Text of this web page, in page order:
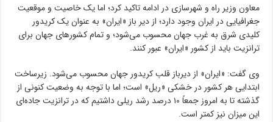
معاون وزیر راه و شهرسازی در ادامه تاکید کرد؛ اما یک خاصیت و موقعیت
جغرافیایی در ایران وجود دارد؛ از دیر باز «ایران» به عنوان یک کریدور
کلیدی شرق به غرب جهان محسوب می‌شود؛ و تمام کشورهای جهان برای
ترانزیت باید از کشور «ایران» عبور کنند.
وی گفت: «ایران» از دیرباز قلب کریدور جهان محسوب می‌شود. زیرساخت
ابتدایی هر کشور در خشکی «ریل» است؛ اما با توجه به وضعیت کنونی از
گذشته تا به امروز جمعاً ۱۰ درصد رشد ریلی داشتیم که در ترانزیت جاده‌ای
این میزان نیز کمتر است.